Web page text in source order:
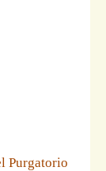
Purgatorio